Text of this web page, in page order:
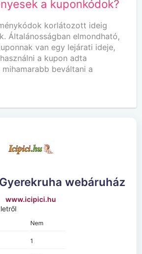
a kuponkódok?
korlátozott ideig
Általánosságban elmondható,
van egy lejárati ideje,
a kupon adta
beváltani a
webáruház
www.icipici.hu
Nem
1